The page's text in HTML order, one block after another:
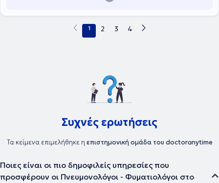
Κέντρο Αθηνών στο Μαρούσι και είναι επιστημονικά υπεύθυνος των
ASTHMA CLINICS όπου διευθύνει ένα πλήρες σύγχρονο εργαστήριο
αξιολογούνται για έναρξη των νέων ενέσιμων βιολογικών
θεραπειών και παρακολούθησης του άσθματος στην εγκυμοσύνη,
καθώς οι φυσιολογικές αλλαγές της κύησης μπορεί να
1 2 3 4
Συχνές ερωτήσεις
Τα κείμενα επιμελήθηκε η επιστημονική ομάδα του doctoranytime
Ποιες είναι οι πιο δημοφιλείς υπηρεσίες που
προσφέρουν οι Πνευμονολόγοι - Φυματιολόγοι στο